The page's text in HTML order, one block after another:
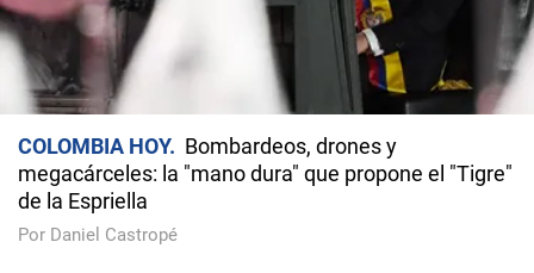
COLOMBIA HOY
Bombardeos, drones y
megacárceles: la "mano dura" que propone el "Tigre"
de la Espriella
Por Daniel Castropé